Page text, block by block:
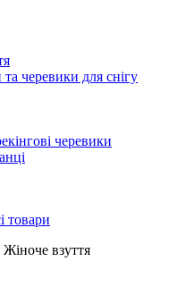
черевики для снігу
черевики
Жіноче взуття